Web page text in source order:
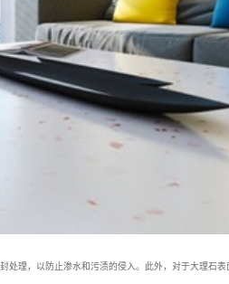
理，以防止渗水和污渍的侵入。此外，对于大理石